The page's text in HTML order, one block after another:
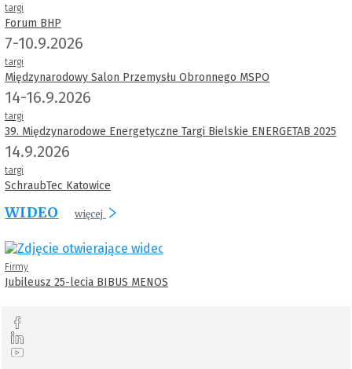
targi
Forum BHP
7-10.9.2026
targi
Międzynarodowy Salon Przemysłu Obronnego MSPO
14-16.9.2026
targi
39. Międzynarodowe Energetyczne Targi Bielskie ENERGETAB 2025
14.9.2026
targi
SchraubTec Katowice
WIDEO więcej
Firmy
Jubileusz 25-lecia BIBUS MENOS